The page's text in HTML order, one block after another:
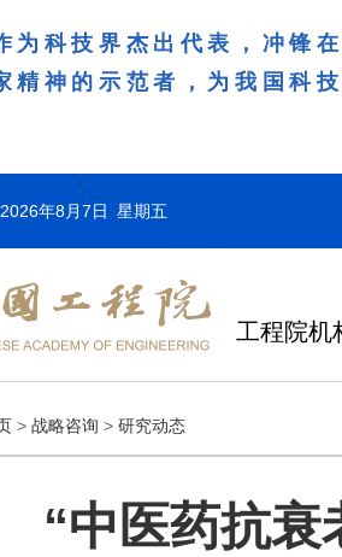
为科技界杰出代表，冲锋
精神的示范者，为我国科
2026年8月7日 星期五
工程院机
> 战略咨询 > 研究动态
“中医药抗